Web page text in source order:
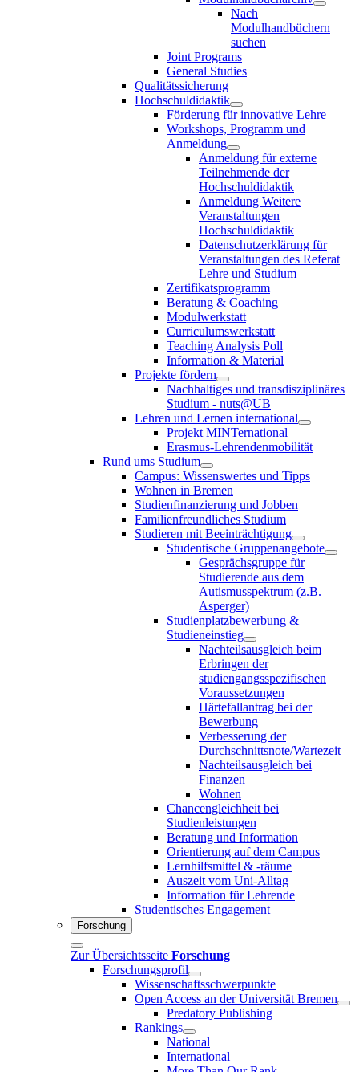
Nach
Modulhandbüchern
suchen
Joint Programs
General Studies
Qualitätssicherung
Hochschuldidaktik
Förderung für innovative Lehre
Workshops, Programm und
Anmeldung
Anmeldung für externe
Teilnehmende der
Hochschuldidaktik
Anmeldung Weitere
Veranstaltungen
Hochschuldidaktik
Datenschutzerklärung für
Veranstaltungen des Referat
Lehre und Studium
Zertifikatsprogramm
Beratung & Coaching
Modulwerkstatt
Curriculumswerkstatt
Teaching Analysis Poll
Information & Material
Projekte fördern
Nachhaltiges und transdisziplinäres
Studium - nuts@UB
Lehren und Lernen international
Projekt MINTernational
Erasmus-Lehrendenmobilität
Rund ums Studium
Campus: Wissenswertes und Tipps
Wohnen in Bremen
Studienfinanzierung und Jobben
Familienfreundliches Studium
Studieren mit Beeinträchtigung
Studentische Gruppenangebote
Gesprächsgruppe für
Studierende aus dem
Autismusspektrum (z.B.
Asperger)
Studienplatzbewerbung &
Studieneinstieg
Nachteilsausgleich beim
Erbringen der
studiengangsspezifischen
Voraussetzungen
Härtefallantrag bei der
Bewerbung
Verbesserung der
Durchschnittsnote/Wartezeit
Nachteilsausgleich bei
Finanzen
Wohnen
Chancengleichheit bei
Studienleistungen
Beratung und Information
Orientierung auf dem Campus
Lernhilfsmittel & -räume
Auszeit vom Uni-Alltag
Information für Lehrende
Studentisches Engagement
Forschung
Zur Übersichtsseite Forschung
Forschungsprofil
Wissenschaftsschwerpunkte
Open Access an der Universität Bremen
Predatory Publishing
Rankings
National
International